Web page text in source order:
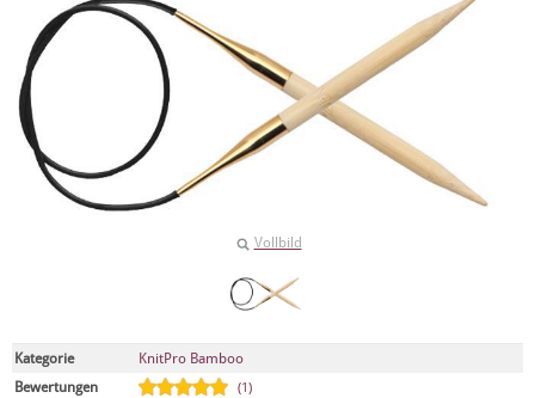
Vollbild
Kategorie
KnitPro Bamboo
Bewertungen
(1)